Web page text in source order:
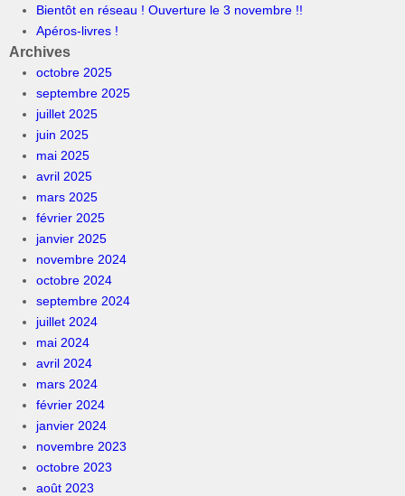
Bientôt en réseau ! Ouverture le 3 novembre !!
Apéros-livres !
Archives
octobre 2025
septembre 2025
juillet 2025
juin 2025
mai 2025
avril 2025
mars 2025
février 2025
janvier 2025
novembre 2024
octobre 2024
septembre 2024
juillet 2024
mai 2024
avril 2024
mars 2024
février 2024
janvier 2024
novembre 2023
octobre 2023
août 2023